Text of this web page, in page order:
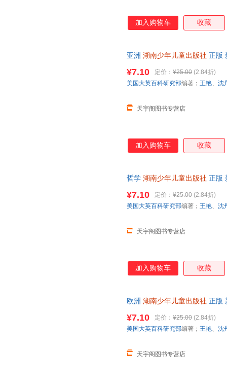
加入购物车 收藏
亚洲 湖南少年儿童出版社 正版
¥7.10 定价： ¥25.00 (2.84折)
天宇阁图书专营店
美国大英百科研究部编著； 王艳、 沈
加入购物车 收藏
哲学 湖南少年儿童出版社 正版
¥7.10 定价： ¥25.00 (2.84折)
天宇阁图书专营店
美国大英百科研究部编著； 王艳、 沈
加入购物车 收藏
欧洲 湖南少年儿童出版社 正版
¥7.10 定价： ¥25.00 (2.84折)
天宇阁图书专营店
美国大英百科研究部编著； 王艳、 沈